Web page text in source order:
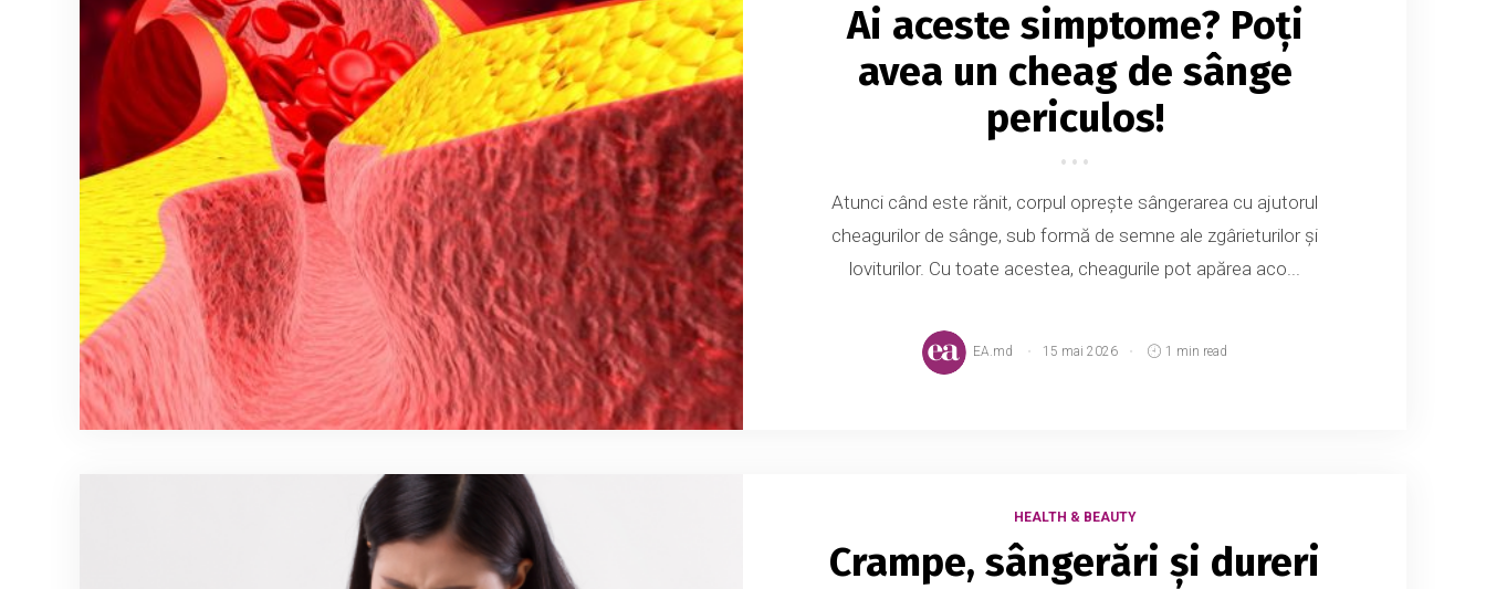
Ai aceste simptome? Poți
avea un cheag de sânge
periculos!
Atunci când este rănit, corpul oprește sângerarea cu ajutorul
cheagurilor de sânge, sub formă de semne ale zgârieturilor și
loviturilor. Cu toate acestea, cheagurile pot apărea aco...
EA.md 15 mai 2026 1 min read
HEALTH & BEAUTY
Crampe, sângerări și dureri